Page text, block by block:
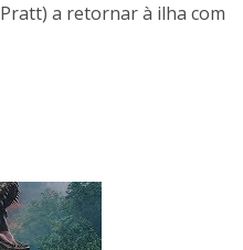
a retornar à ilha com